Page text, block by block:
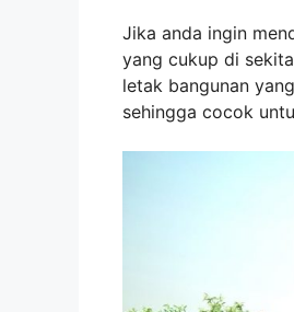
Jika anda ingin
yang cukup di
letak bangunan
sehingga cocok